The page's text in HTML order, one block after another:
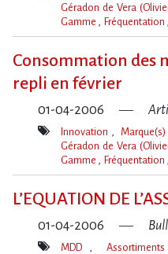
Mot(s)-
Géradon de Vera
Gamme
Fréquentation
Consommation des
repli en février
01-04-2006
Mot(s)-
Innovation Marque(s)
Géradon de Vera
Gamme
Fréquentation
L’EQUATION DE
01-04-2006
MDD Assortiments